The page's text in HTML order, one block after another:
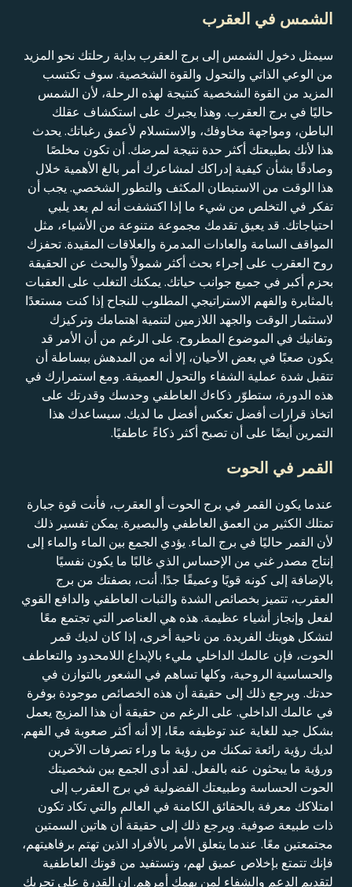
الشمس في العقرب
سيمثل دخول الشمس إلى برج العقرب بداية رحلتك نحو المزيد
من الوعي الذاتي والتحول والقوة الشخصية. سوف تكتسب
المزيد من القوة الشخصية كنتيجة لهذه الرحلة، لأن الشمس
حاليًا في برج العقرب. وهذا يجبرك على استكشاف عقلك
الباطن، ومواجهة مخاوفك، والاستسلام لأعمق رغباتك. يحدث
هذا لأنك بطبيعتك أكثر حدة نتيجة لمرضك. أن تكون مخلصًا
وصادقًا بشأن كيفية إدراكك لمشاعرك أمر بالغ الأهمية خلال
هذا الوقت من الاستبطان المكثف والتطور الشخصي. يجب أن
تفكر في التخلص من شيء ما إذا اكتشفت أنه لم يعد يلبي
احتياجاتك. قد يعيق تقدمك مجموعة متنوعة من الأشياء، مثل
المواقف السامة والعادات المدمرة والعلاقات المقيدة. تحفزك
روح العقرب على إجراء بحث أكثر شمولاً والبحث عن الحقيقة
بحزم أكبر في جميع جوانب حياتك. يمكنك التغلب على العقبات
بالمثابرة والفهم الاستراتيجي المطلوب للنجاح إذا كنت مستعدًا
لاستثمار الوقت والجهد اللازمين لتنمية اهتمامك وتركيزك
وتفانيك في الموضوع المطروح. على الرغم من أن الأمر قد
يكون صعبًا في بعض الأحيان، إلا أنه من المدهش ببساطة أن
تتقبل شدة عملية الشفاء والتحول العميقة. ومع استمرارك في
هذه الدورة، ستطوّر ذكاءك العاطفي وحدسك وقدرتك على
اتخاذ قرارات أفضل تعكس أفضل ما لديك. سيساعدك هذا
التمرين أيضًا على أن تصبح أكثر ذكاءً عاطفيًا.
القمر في الحوت
عندما يكون القمر في برج الحوت أو العقرب، فأنت قوة جبارة
تمتلك الكثير من العمق العاطفي والبصيرة. يمكن تفسير ذلك
لأن القمر حاليًا في برج الماء. يؤدي الجمع بين الماء والماء إلى
إنتاج مصدر غني من الإحساس الذي غالبًا ما يكون نفسيًا
بالإضافة إلى كونه قويًا وعميقًا جدًا. أنت، بصفتك من برج
العقرب، تتميز بخصائص الشدة والثبات العاطفي والدافع القوي
لفعل وإنجاز أشياء عظيمة. هذه هي العناصر التي تجتمع معًا
لتشكل هويتك الفريدة. من ناحية أخرى، إذا كان لديك قمر
الحوت، فإن عالمك الداخلي مليء بالإبداع اللامحدود والتعاطف
والحساسية الروحية، وكلها تساهم في الشعور بالتوازن في
حدتك. ويرجع ذلك إلى حقيقة أن هذه الخصائص موجودة بوفرة
في عالمك الداخلي. على الرغم من حقيقة أن هذا المزيج يعمل
بشكل جيد للغاية عند توظيفه معًا، إلا أنه أكثر صعوبة في الفهم.
لديك رؤية رائعة تمكنك من رؤية ما وراء تصرفات الآخرين
ورؤية ما يبحثون عنه بالفعل. لقد أدى الجمع بين شخصيتك
الحوت الحساسة وطبيعتك الفضولية في برج العقرب إلى
امتلاكك معرفة بالحقائق الكامنة في العالم والتي تكاد تكون
ذات طبيعة صوفية. ويرجع ذلك إلى حقيقة أن هاتين السمتين
مجتمعتين معًا. عندما يتعلق الأمر بالأفراد الذين تهتم برفاهيتهم،
فإنك تتمتع بإخلاص عميق لهم، وتستفيد من قوتك العاطفية
لتقديم الدعم والشفاء لمن يهمك أمرهم. إن القدرة على تحريك